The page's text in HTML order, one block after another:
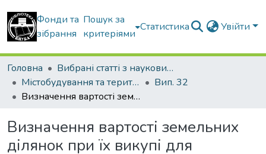
Фонди та
зібрання
Пошук за
критеріями
Статистика Увійти
Головна
Вибрані статті з наукових збірників КНУБА
Містобудування та територіальне планування
Вип. 32
Визначення вартості земельних ділянок при їх викупі для містобудівних потреб
Визначення вартості земельних
ділянок при їх викупі для